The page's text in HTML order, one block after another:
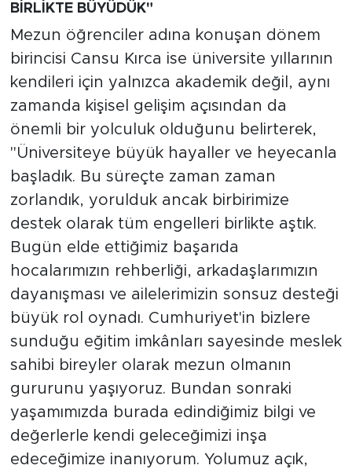
BİRLİKTE BÜYÜDÜK"
Mezun öğrenciler adına konuşan dönem
birincisi Cansu Kırca ise üniversite yıllarının
kendileri için yalnızca akademik değil, aynı
zamanda kişisel gelişim açısından da
önemli bir yolculuk olduğunu belirterek,
"Üniversiteye büyük hayaller ve heyecanla
başladık. Bu süreçte zaman zaman
zorlandık, yorulduk ancak birbirimize
destek olarak tüm engelleri birlikte aştık.
Bugün elde ettiğimiz başarıda
hocalarımızın rehberliği, arkadaşlarımızın
dayanışması ve ailelerimizin sonsuz desteği
büyük rol oynadı. Cumhuriyet'in bizlere
sunduğu eğitim imkânları sayesinde meslek
sahibi bireyler olarak mezun olmanın
gururunu yaşıyoruz. Bundan sonraki
yaşamımızda burada edindiğimiz bilgi ve
değerlerle kendi geleceğimizi inşa
edeceğimize inanıyorum. Yolumuz açık,